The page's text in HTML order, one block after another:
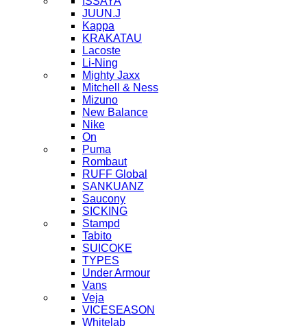
JUUN.J
Kappa
KRAKATAU
Lacoste
Li-Ning
Mighty Jaxx
Mitchell & Ness
Mizuno
New Balance
Nike
On
Puma
Rombaut
RUFF Global
SANKUANZ
Saucony
SICKING
Stampd
Tabito
SUICOKE
TYPES
Under Armour
Vans
Veja
VICESEASON
Whitelab